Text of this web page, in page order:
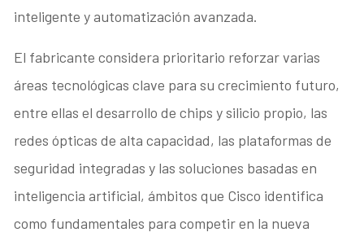
inteligente y automatización avanzada.
El fabricante considera prioritario reforzar varias
áreas tecnológicas clave para su crecimiento futuro,
entre ellas el desarrollo de chips y silicio propio, las
redes ópticas de alta capacidad, las plataformas de
seguridad integradas y las soluciones basadas en
inteligencia artificial, ámbitos que Cisco identifica
como fundamentales para competir en la nueva